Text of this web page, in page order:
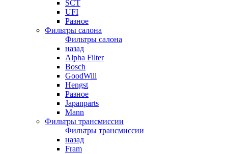
SCT
UFI
Разное
Фильтры салона
Фильтры салона
назад
Alpha Filter
Bosch
GoodWill
Hengst
Разное
Japanparts
Mann
Фильтры трансмиссии
Фильтры трансмиссии
назад
Fram